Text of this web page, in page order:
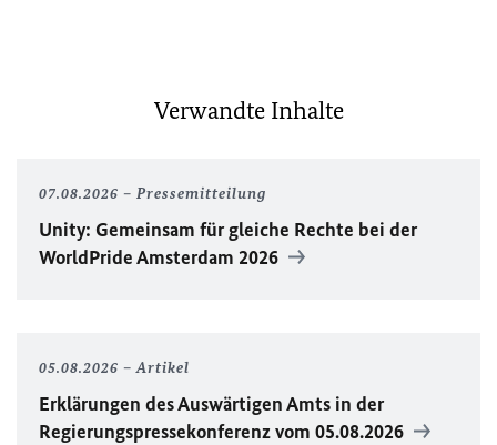
Verwandte Inhalte
07.08.2026 Pressemitteilung
Unity: Gemeinsam für gleiche Rechte bei der
WorldPrideAmsterdam 2026
05.08.2026 Artikel
Erklärungen des Auswärtigen Amts in der
Regierungspressekonferenz vom 05.08.2026